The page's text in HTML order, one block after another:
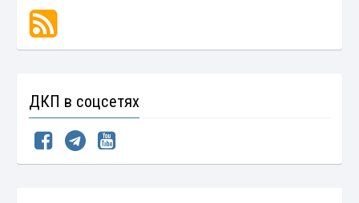
ДКП в соцсетях